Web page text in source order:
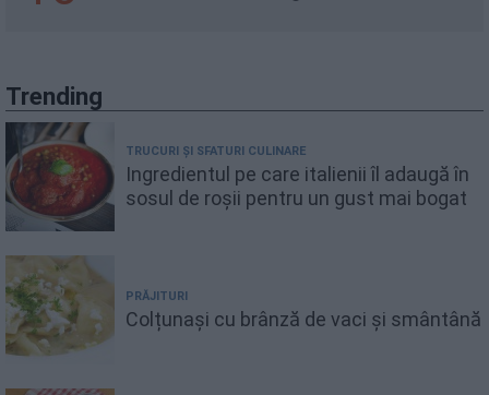
Trending
TRUCURI ȘI SFATURI CULINARE
Ingredientul pe care italienii îl adaugă în
sosul de roșii pentru un gust mai bogat
PRĂJITURI
Colțunași cu brânză de vaci și smântână